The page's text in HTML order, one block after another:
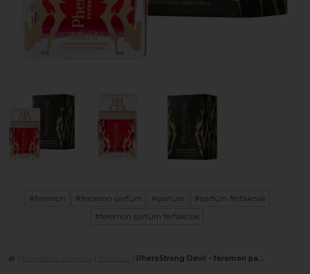
#feromon #feromon parfüm #parfüm
#parfüm férfiaknak
#feromon parfüm férfiaknak
PheroStrong Devil - feromon pa...